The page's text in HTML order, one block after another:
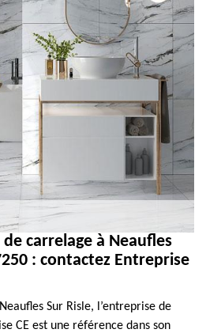
carrelage à Neaufles
: contactez Entreprise
Sur Risle, l’entreprise de
CE est une référence dans son